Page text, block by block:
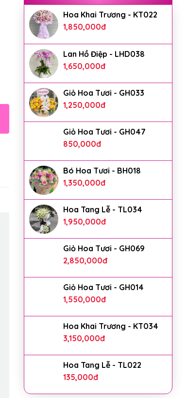
Hoa Khai Trương - KT022
1,850,000đ
Lan Hồ Điệp - LHD038
1,650,000đ
Giỏ Hoa Tươi - GH033
1,250,000đ
Giỏ Hoa Tươi - GH047
850,000đ
Bó Hoa Tươi - BH018
1,350,000đ
Hoa Tang Lễ - TL034
1,950,000đ
Giỏ Hoa Tươi - GH069
2,850,000đ
Giỏ Hoa Tươi - GH014
1,550,000đ
Hoa Khai Trương - KT034
3,150,000đ
Hoa Tang Lễ - TL022
135,000đ